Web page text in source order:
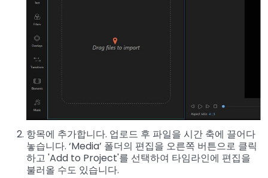
항목에 추가합니다. 업로드 후 파일을 시간 축에 끌어다
놓습니다. ‘Media’ 폴더의 편집을 오른쪽 버튼으로 클릭
하고 'Add to Project'를 선택하여 타임라인에 편집을
불러올 수도 있습니다.